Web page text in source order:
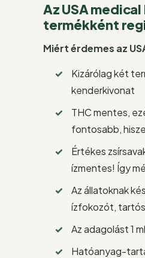
Az USA
termékként
Miért érdemes az
Kizárólag két
kenderkivonat
THC mentes,
fontosabb,
Értékes
ízmentes! Így
Az állatoknak
ízfokozót,
Az adagolást 1
Hatóanyag-